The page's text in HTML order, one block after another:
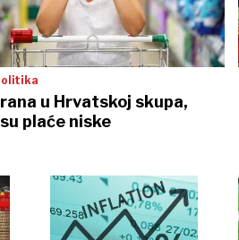
u Hrvatskoj skupa,
plaće niske